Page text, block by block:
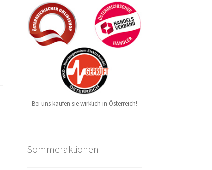
Bei uns kaufen sie wirklich in Österreich!
Sommeraktionen